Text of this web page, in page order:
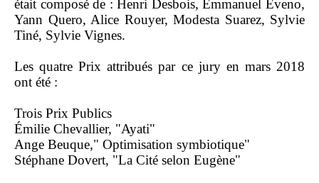
était composé de : Henri Desbois, Emmanuel Eveno,
Yann Quero, Alice Rouyer, Modesta Suarez, Sylvie
Tiné, Sylvie Vignes.
Les quatre Prix attribués par ce jury en mars 2018
ont été :
Trois Prix Publics
Émilie Chevallier, "Ayati"
Ange Beuque," Optimisation symbiotique"
Stéphane Dovert, "La Cité selon Eugène"